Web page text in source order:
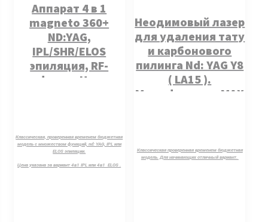
Аппарат 4 в 1
magneto 360+
ND:YAG,
IPL/SHR/ELOS
эпиляция, RF-
лифтинг. Новая
Классическая, проверенная временем бюджетная
модель с множеством функций, nd: YAG, IPL или
ELOS эпиляции.
Цена указана за вариант 4в1 IPL или 4в1 ELOS .
Неодимовый лазер
для удаления тату
и карбонового
пилинга Nd: YAG Y8
( LA15 ).
Модификация MAX
Классическая проверенная временем бюджетная
модель. Для начинающих отличный вариант.